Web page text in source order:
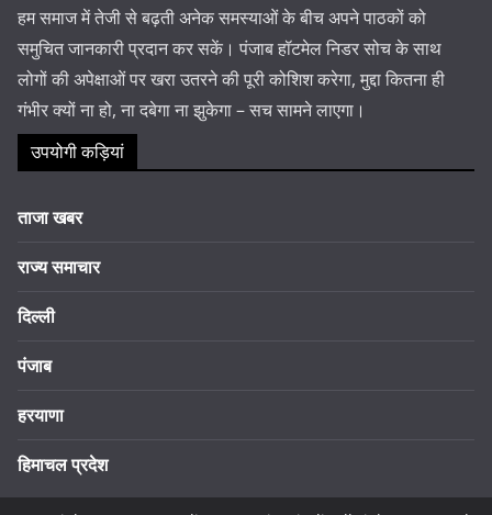
हम समाज में तेजी से बढ़ती अनेक समस्याओं के बीच अपने पाठकों को
समुचित जानकारी प्रदान कर सकें। पंजाब हॉटमेल निडर सोच के साथ
लोगों की अपेक्षाओं पर खरा उतरने की पूरी कोशिश करेगा, मुद्दा कितना ही
गंभीर क्यों ना हो, ना दबेगा ना झुकेगा – सच सामने लाएगा।
उपयोगी कड़ियां
ताजा खबर
राज्य समाचार
दिल्ली
पंजाब
हरयाणा
हिमाचल प्रदेश